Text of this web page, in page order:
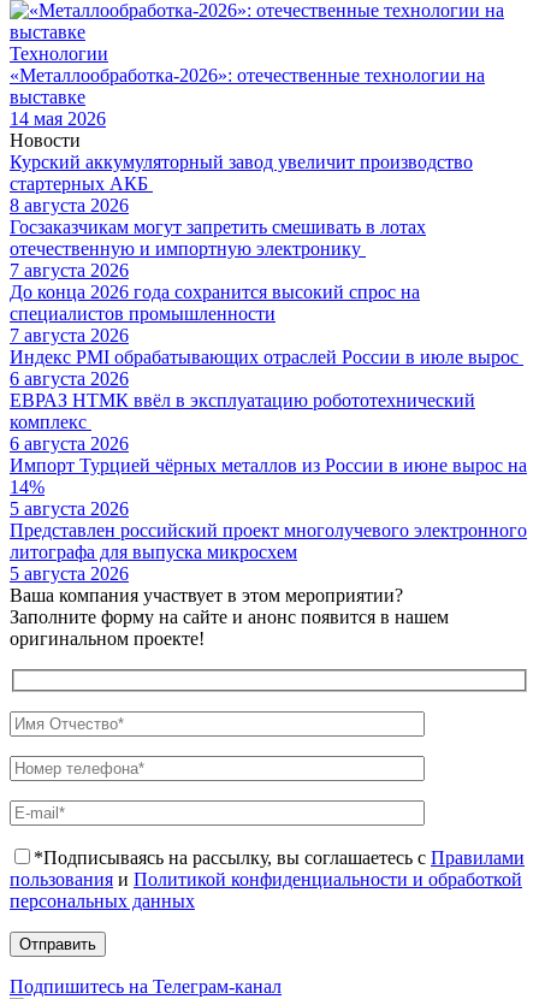
Технологии
«Металлообработка-2026»: отечественные технологии на
выставке
14 мая 2026
Новости
Курский аккумуляторный завод увеличит производство
стартерных АКБ
8 августа 2026
Госзаказчикам могут запретить смешивать в лотах
отечественную и импортную электронику
7 августа 2026
До конца 2026 года сохранится высокий спрос на
специалистов промышленности
7 августа 2026
Индекс PMI обрабатывающих отраслей России в июле вырос
6 августа 2026
ЕВРАЗ НТМК ввёл в эксплуатацию робототехнический
комплекс
6 августа 2026
Импорт Турцией чёрных металлов из России в июне вырос на
14%
5 августа 2026
Представлен российский проект многолучевого электронного
литографа для выпуска микросхем
5 августа 2026
Ваша компания участвует в этом мероприятии?
Заполните форму на сайте и анонс появится в нашем
оригинальном проекте!
*Подписываясь на рассылку, вы соглашаетесь с Правилами
пользования и Политикой конфиденциальности и обработкой
персональных данных
Подпишитесь на Телеграм-канал